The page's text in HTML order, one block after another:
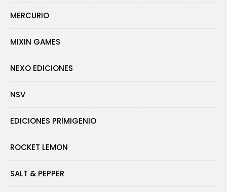
MERCURIO
MIXIN GAMES
NEXO EDICIONES
NSV
EDICIONES PRIMIGENIO
ROCKET LEMON
SALT & PEPPER